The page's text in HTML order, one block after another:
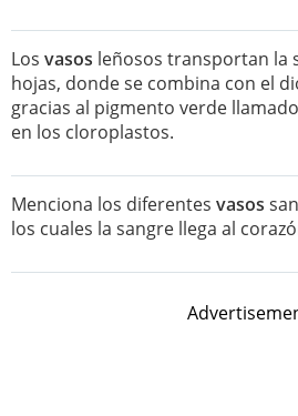
Los vasos leñosos transportan la
hojas, donde se combina con el
gracias al pigmento verde
en los cloroplastos.
Menciona los diferentes vasos
los cuales la sangre llega al